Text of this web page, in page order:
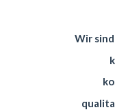
Wir